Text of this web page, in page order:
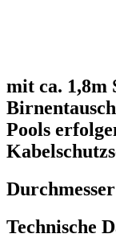
mit ca. 1,8m
Pools
Technische